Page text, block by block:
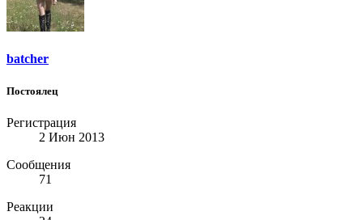
batcher
Постоялец
Регистрация
2 Июн 2013
Сообщения
71
Реакции